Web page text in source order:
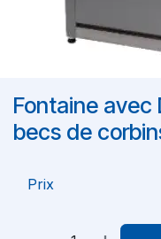
Fontaine avec
becs de
Prix